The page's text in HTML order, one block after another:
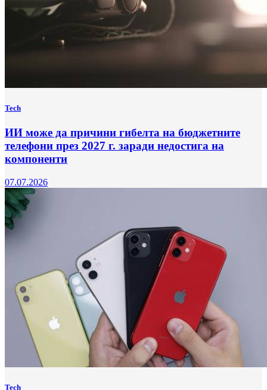
Tech
ИИ може да причини гибелта на бюджетните
телефони през 2027 г. заради недостига на
компоненти
07.07.2026
Tech